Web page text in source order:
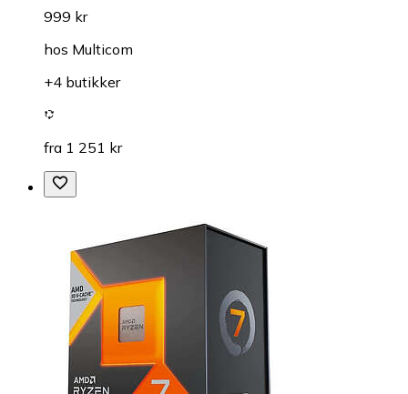
999 kr
hos Multicom
+4 butikker
fra 1 251 kr